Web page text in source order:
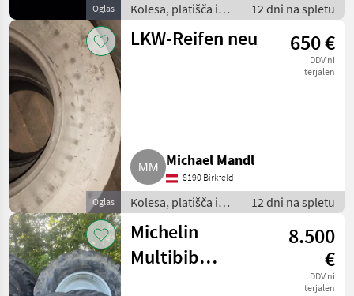
Oglas
Kolesa, platišča in
pnevmatike /
Pnevmatika za
12 dni na spletu
Oglas
LKW-Reifen neu 650 €
DDV ni
terjalen
Michael Mandl
8190 Birkfeld
Kolesa, platišča in
pnevmatike /
Pnevmatika za
priklopnik
12 dni na spletu
Michelin
Multibib
8.500
€
DDV ni
terjalen